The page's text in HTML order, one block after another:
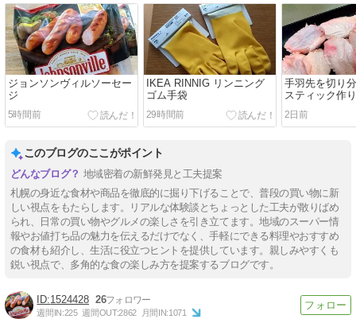
ジョンソンヴィルソーセー
ジ
5時間前
IKEA RINNIG リンニング
ゴム手袋
29時間前
手羽先を切り
スティック作り
2日前
このブログのここがポイント
地域密着の新鮮発見と工夫提案
札幌の身近な食材や商品を徹底的に掘り下げることで、普段の買い物に新
しい視点をもたらします。リアルな体験談とちょっとした工夫が散りばめ
られ、日常の買い物やグルメの楽しさを引き立てます。地域のスーパー情
報やお値打ち品の魅力を伝えるだけでなく、手軽にできる料理やおすすめ
の食材も紹介し、生活に役立つヒントを提供しています。親しみやすくも
鋭い視点で、多角的な食の楽しみ方を提案するブログです。
1524428 26
週間IN:225 週間OUT:2862 月間IN:1071